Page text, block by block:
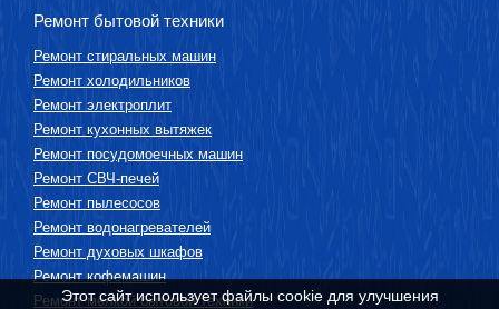
Ремонт бытовой техники
Ремонт стиральных машин
Ремонт холодильников
Ремонт электроплит
Ремонт кухонных вытяжек
Ремонт посудомоечных машин
Ремонт СВЧ-печей
Ремонт пылесосов
Ремонт водонагревателей
Ремонт духовых шкафов
Ремонт кофемашин
Ремонт мелкой бытовой техники
Этот сайт использует файлы cookie для улучшения